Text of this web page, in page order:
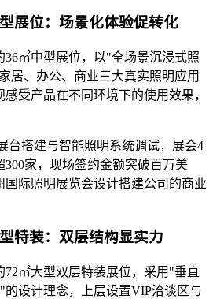
展位：场景化体验促转化
㎡中型展位，以"全场景沉浸式照
居、办公、商业三大真实照明应用
受产品在不同环境下的使用效果，
台搭建与智能照明系统调试，展会4
家，现场签约金额突破百万美
国际照明展览会设计搭建公司的商业
特装：双层结构显实力
㎡大型双层特装展位，采用"垂直
设计理念，上层设置VIP洽谈区与